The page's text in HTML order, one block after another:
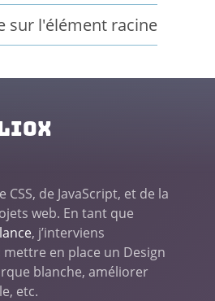
sur l'élément racine
de JavaScript, et de la
web. En tant que
, j’interviens
en place un Design
blanche, améliorer
etc.